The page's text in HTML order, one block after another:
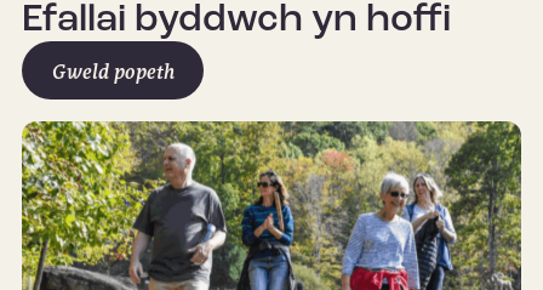
Efallai byddwch yn hoffi
Gweld popeth